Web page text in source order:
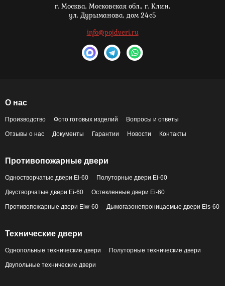
г. Москва, Московская обл., г. Клин,
ул. Дурыманова, дом 24с5
info@pojdveri.ru
О нас
Производство Фото готовых изделий Вопросы и ответы
Отзывы о нас Документы Гарантии Новости Контакты
Противопожарные двери
Одностворчатые двери Ei-60 Полуторные двери Ei-60
Двустворчатые двери Ei-60 Остекленные двери Ei-60
Противопожарные двери Eiw-60 Дымогазонепроницаемые двери Eis-60
Технические двери
Однопольные технические двери Полуторные технические двери
Двупольные технические двери